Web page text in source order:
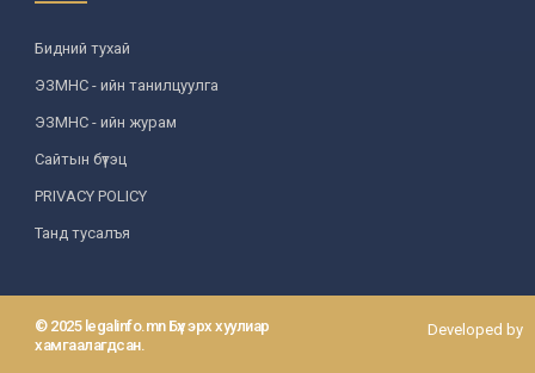
УИХ-аас томилогддог байгууллагын дарга, түүнтэй адилтгах
албан тушаалтны шийдвэр
Сайдын тушаал(987)
Засгийн газрын агентлагийн даргын тушаал
Хууль, хяналтын байгууллага
Төрийн зарим чиг үүргийг хууль болон гэрээний үндсэн дээр
хэрэгжүүлж буй байгууллага
Аймаг, нийслэлийн Засаг даргын захирамж(85)
Зөвлөл, хороо, бусад байгууллага
Бидний тухай
ЭЗМНС - ийн танилцуулга
ЭЗМНС - ийн журам
Сайтын бүтэц
PRIVACY POLICY
Танд тусалъя
© 2025 legalinfo.mn Бүх эрх хуулиар
хамгаалагдсан.
Developed by